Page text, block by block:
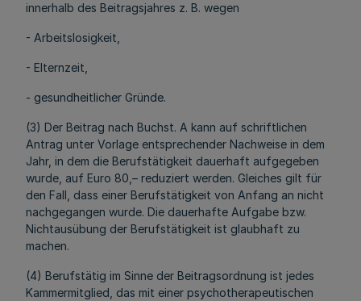
innerhalb des Beitragsjahres z. B. wegen
- Arbeitslosigkeit,
- Elternzeit,
- gesundheitlicher Gründe.
(3) Der Beitrag nach Buchst. A kann auf schriftlichen
Antrag unter Vorlage entsprechender Nachweise in dem
Jahr, in dem die Berufstätigkeit dauerhaft aufgegeben
wurde, auf Euro 80,– reduziert werden. Gleiches gilt für
den Fall, dass einer Berufstätigkeit von Anfang an nicht
nachgegangen wurde. Die dauerhafte Aufgabe bzw.
Nichtausübung der Berufstätigkeit ist glaubhaft zu
machen.
(4) Berufstätig im Sinne der Beitragsordnung ist jedes
Kammermitglied, das mit einer psychotherapeutischen